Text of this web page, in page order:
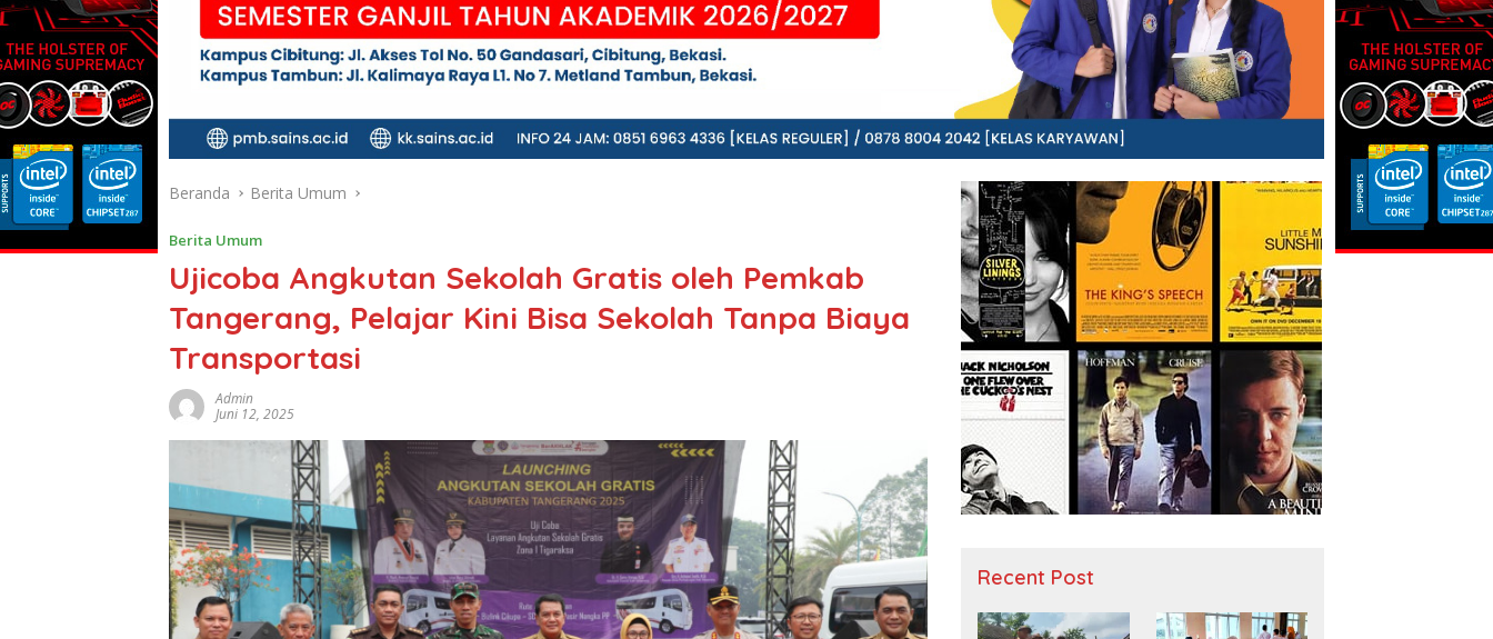
Beranda Berita Umum
Berita Umum
Ujicoba Angkutan Sekolah Gratis oleh Pemkab
Tangerang, Pelajar Kini Bisa Sekolah Tanpa Biaya
Transportasi
Admin
Juni 12, 2025
Recent Post